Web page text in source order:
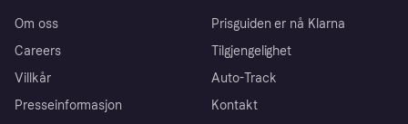
Om oss
Careers
Villkår
Presseinformasjon
Prisguiden er nå Klarna
Tilgjengelighet
Auto-Track
Kontakt